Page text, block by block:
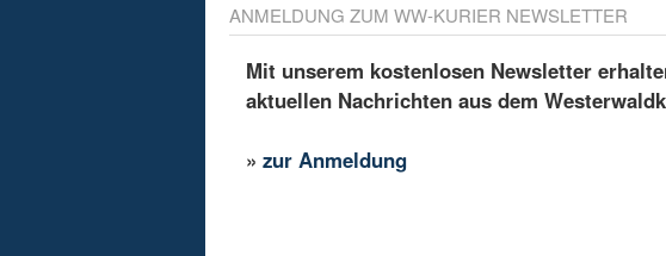
ANMELDUNG ZUM WW-KURIER NEWSLETTER
Mit unserem kostenlosen Newsletter
aktuellen Nachrichten aus dem
»zur Anmeldung